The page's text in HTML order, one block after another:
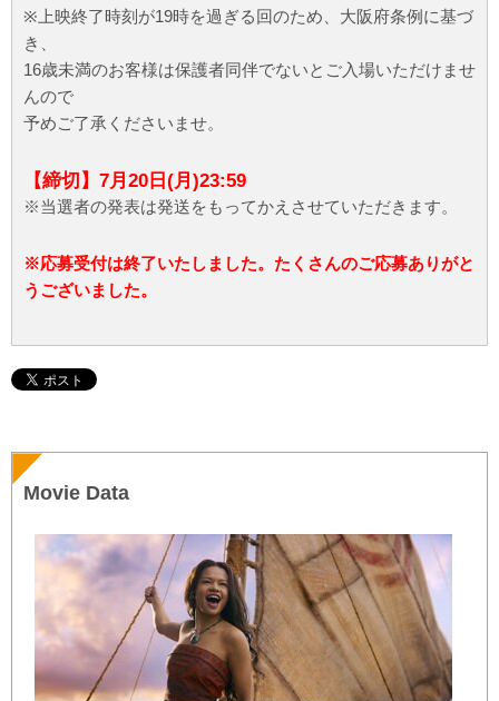
※上映終了時刻が19時を過ぎる回のため、大阪府条例に基づ
き、
16歳未満のお客様は保護者同伴でないとご入場いただけませ
んので
予めご了承くださいませ。
【締切】7月20日(月)23:59
※当選者の発表は発送をもってかえさせていただきます。
※応募受付は終了いたしました。たくさんのご応募ありがと
うございました。
Movie Data